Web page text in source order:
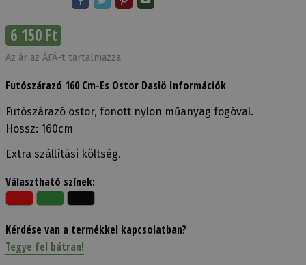
6 150 Ft
Az ár az ÁFÁ-t tartalmazza.
Futószárazó 160 Cm-Es Ostor Daslö Információk
Futószárazó ostor, fonott nylon műanyag fogóval.
Hossz: 160cm
Extra szállítási költség.
Választható színek:
Kérdése van a termékkel kapcsolatban?
Tegye fel bátran!